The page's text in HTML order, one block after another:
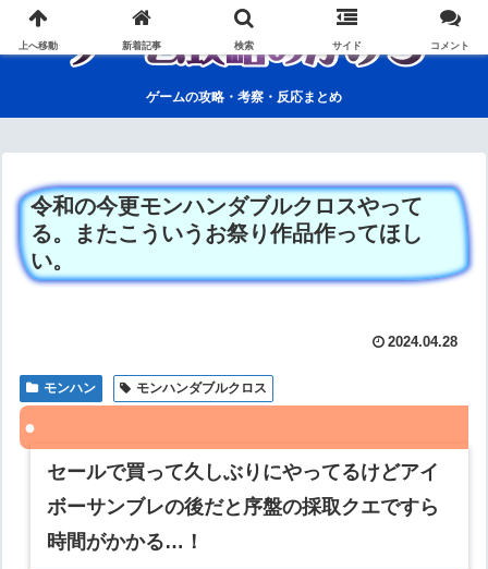
ゲームの攻略・考察・反応まとめ
令和の今更モンハンダブルクロスやって
る。またこういうお祭り作品作ってほし
い。
2024.04.28
モンハン モンハンダブルクロス
セールで買って久しぶりにやってるけどアイ
ボーサンブレの後だと序盤の採取クエですら
時間がかかる…！
上へ移動 新着記事 検索 サイド コメント